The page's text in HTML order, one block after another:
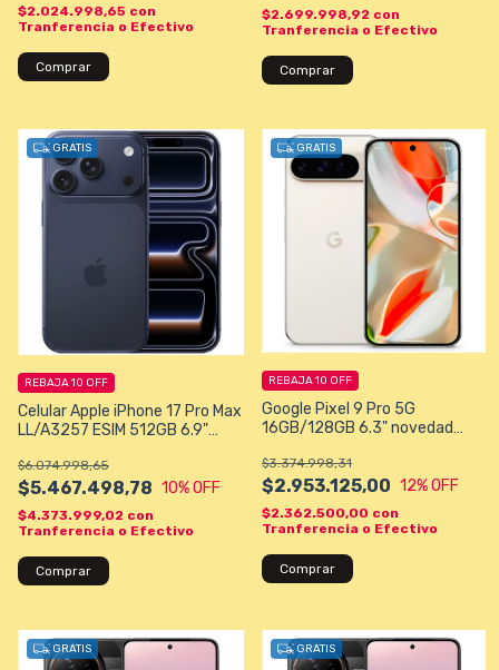
$2.024.998,65 con
Tranferencia o Efectivo
Comprar
$2.699.998,92 con
Tranferencia o Efectivo
Comprar
GRATIS
Celular Apple iPhone 17 Pro Max
LL/A3257 ESIM 512GB 6.9"
Blue
$5.467.498,78
$6.074.998,65
10% OFF
REBAJA 10 OFF
$4.373.999,02 con
Tranferencia o Efectivo
GRATIS
Google Pixel 9 Pro 5G
16GB/128GB 6.3" novedad
$2.953.125,00
$3.374.998,31
12% OFF
REBAJA 10 OFF
$2.362.500,00 con
Tranferencia o Efectivo
Comprar
GRATIS GRATIS